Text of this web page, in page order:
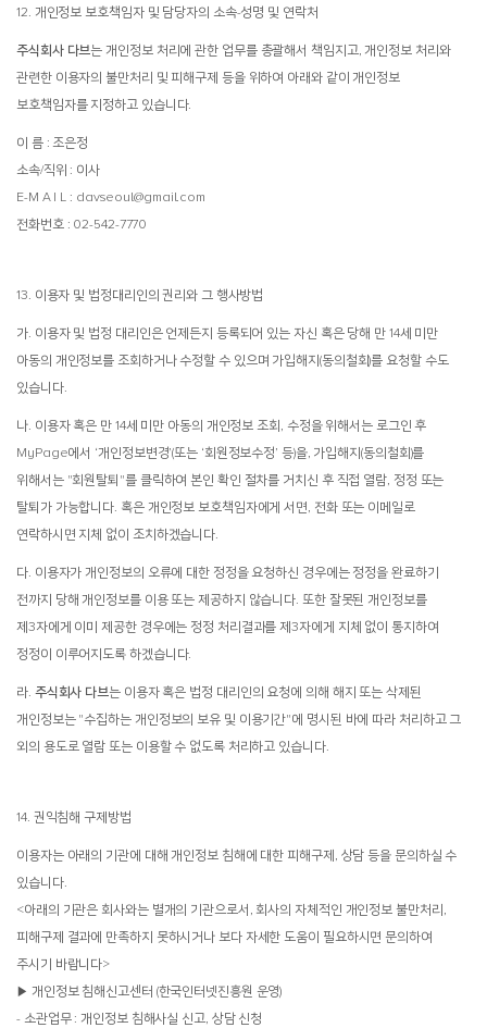
12. 개인정보 보호책임자 및 담당자의 소속-성명 및 연락처
주식회사 다브는 개인정보 처리에 관한 업무를 총괄해서 책임지고, 개인정보 처리와
관련한 이용자의 불만처리 및 피해구제 등을 위하여 아래와 같이 개인정보
보호책임자를 지정하고 있습니다.
이 름 : 조은정
소속/직위 : 이사
E-M A I L : davseoul@gmail.com
전화번호 : 02-542-7770
13. 이용자 및 법정대리인의 권리와 그 행사방법
가. 이용자 및 법정 대리인은 언제든지 등록되어 있는 자신 혹은 당해 만 14세 미만
아동의 개인정보를 조회하거나 수정할 수 있으며 가입해지(동의철회)를 요청할 수도
있습니다.
나. 이용자 혹은 만 14세 미만 아동의 개인정보 조회, 수정을 위해서는 로그인 후
MyPage에서 ‘개인정보변경’(또는 ‘회원정보수정’ 등)을, 가입해지(동의철회)를
위해서는 "회원탈퇴"를 클릭하여 본인 확인 절차를 거치신 후 직접 열람, 정정 또는
탈퇴가 가능합니다. 혹은 개인정보 보호책임자에게 서면, 전화 또는 이메일로
연락하시면 지체 없이 조치하겠습니다.
다. 이용자가 개인정보의 오류에 대한 정정을 요청하신 경우에는 정정을 완료하기
전까지 당해 개인정보를 이용 또는 제공하지 않습니다. 또한 잘못된 개인정보를
제3자에게 이미 제공한 경우에는 정정 처리결과를 제3자에게 지체 없이 통지하여
정정이 이루어지도록 하겠습니다.
라. 주식회사 다브는 이용자 혹은 법정 대리인의 요청에 의해 해지 또는 삭제된
개인정보는 "수집하는 개인정보의 보유 및 이용기간"에 명시된 바에 따라 처리하고 그
외의 용도로 열람 또는 이용할 수 없도록 처리하고 있습니다.
14. 권익침해 구제방법
이용자는 아래의 기관에 대해 개인정보 침해에 대한 피해구제, 상담 등을 문의하실 수
있습니다.
<아래의 기관은 회사와는 별개의 기관으로서, 회사의 자체적인 개인정보 불만처리,
피해구제 결과에 만족하지 못하시거나 보다 자세한 도움이 필요하시면 문의하여
주시기 바랍니다>
▶ 개인정보 침해신고센터 (한국인터넷진흥원 운영)
- 소관업무 : 개인정보 침해사실 신고, 상담 신청